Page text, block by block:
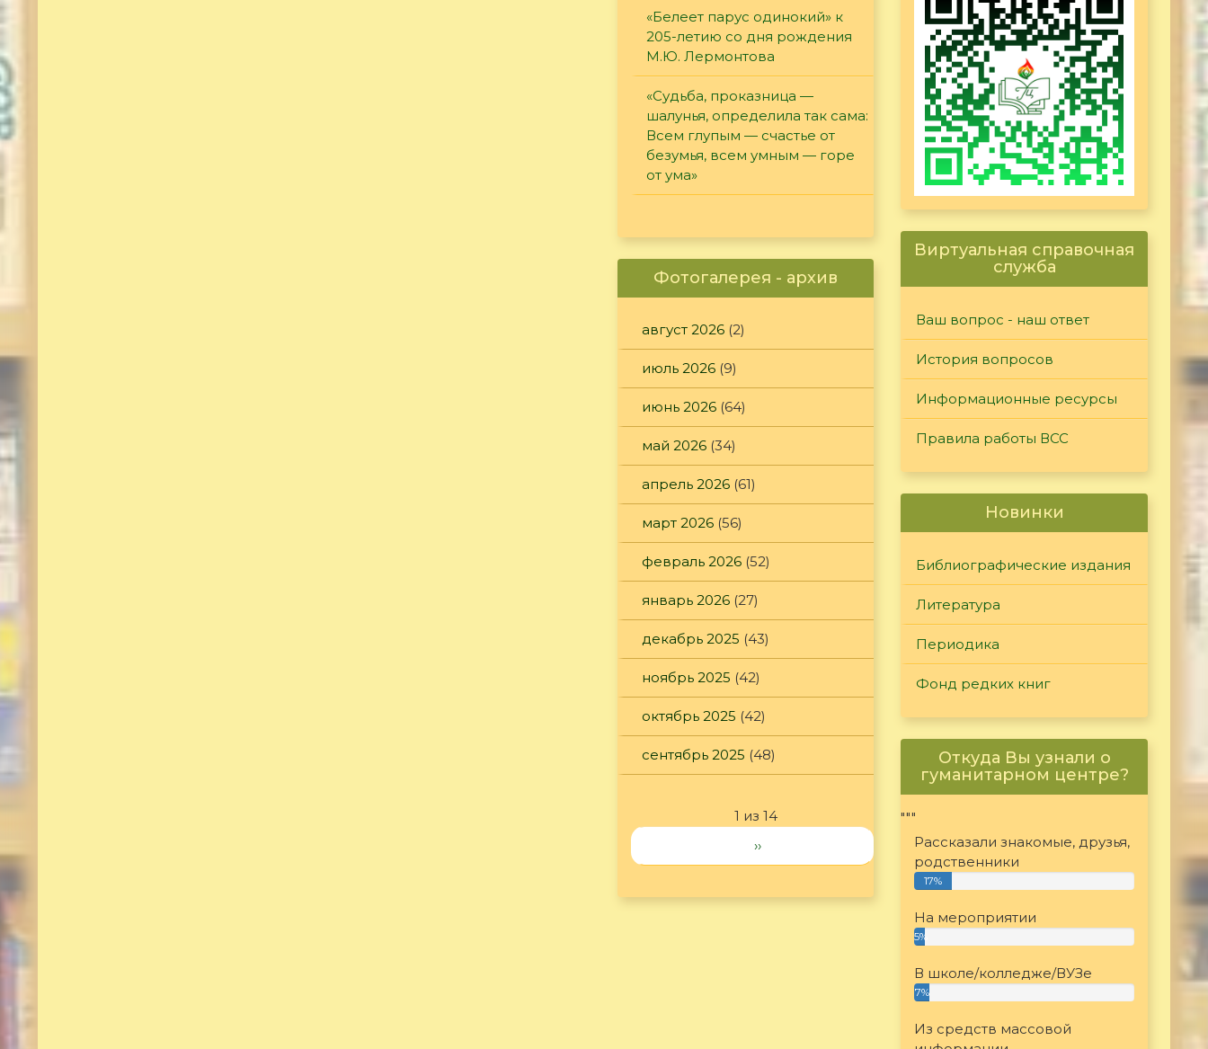
«Белеет парус одинокий» к
205-летию со дня рождения
М.Ю. Лермонтова
«Судьба, проказница —
шалунья, определила так сама:
Всем глупым — счастье от
безумья, всем умным — горе
от ума»
Фотогалерея - архив
август 2026 (2)
июль 2026 (9)
июнь 2026 (64)
май 2026 (34)
апрель 2026 (61)
март 2026 (56)
февраль 2026 (52)
январь 2026 (27)
декабрь 2025 (43)
ноябрь 2025 (42)
октябрь 2025 (42)
сентябрь 2025 (48)
1 из 14
››
Виртуальная справочная
служба
Ваш вопрос - наш ответ
История вопросов
Информационные ресурсы
Правила работы ВСС
Новинки
Библиографические издания
Литература
Периодика
Фонд редких книг
Откуда Вы узнали о
гуманитарном центре?
"""
Рассказали знакомые, друзья,
родственники
17%
На мероприятии
5%
В школе/колледже/ВУЗе
7%
Из средств массовой